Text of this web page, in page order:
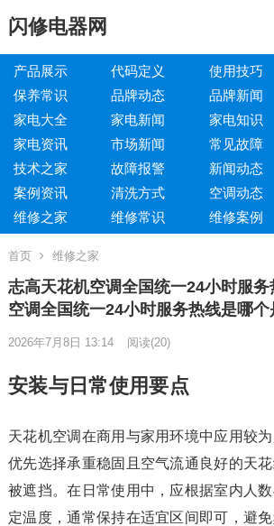
闪修电器网
产品展示 代码定义 使用技巧
保养常识
品牌动态 品牌新闻
家电大全
家电新闻 家电知识
家电资讯
市场新闻 常见故障
技术之家
故障报警 新闻动态
案例资讯
清洗方式 空调动态
维修之家
维修常识 维修案例
首页 维修之家
志高天花机空调全国统一24小时服
空调全国统一24小时服务热线是哪个
2026年7月8日 13:14 阅读(20)
安装与日常使用要点
天花机空调在商用与家用环境中应用较
优先选择承重稳固且空气流通良好的天
被遮挡。在日常使用中，应根据室内人
定温度，通常保持在适宜区间即可，避